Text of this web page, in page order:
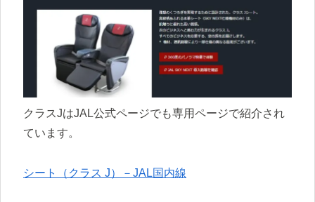
クラスJはJAL公式ページでも専用ページで紹介され
ています。
シート（クラス J）－JAL国内線